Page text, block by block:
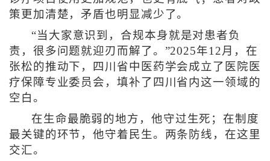
策更加清楚，矛盾也明显减少了。
“当大家意识到，合规本身就是对患者负
责，很多问题就迎刃而解了。”2025年12月，在
张松的推动下，四川省中医药学会成立了医院医
疗保障专业委员会，填补了四川省内这一领域的
空白。
在生命最脆弱的地方，他守过生死；在制度
最关键的环节，他守着民生。两条防线，在这里
交汇。